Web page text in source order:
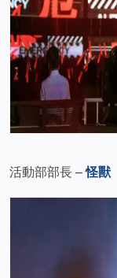
活動部部長 –怪獸